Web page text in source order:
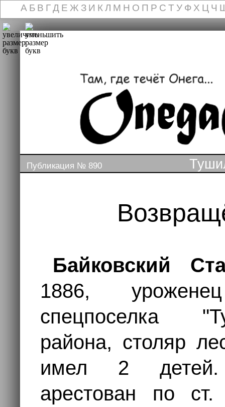
А Б В ГД Е Ж З И К Л М Н О П Р С Т У Ф Х Ц Ч
Публикация № 890
Байковский
1886,
спецпоселка
района, столяр
имел 2 детей.
арестован по